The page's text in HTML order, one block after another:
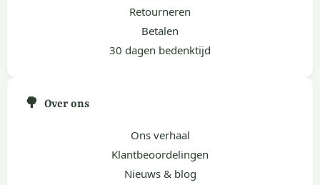
Retourneren
Betalen
30 dagen bedenktijd
🌳 Over ons
Ons verhaal
Klantbeoordelingen
Nieuws & blog